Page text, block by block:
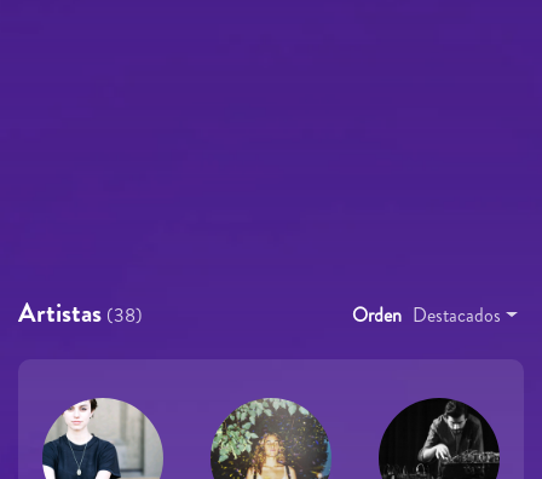
Artistas (38) Orden Destacados